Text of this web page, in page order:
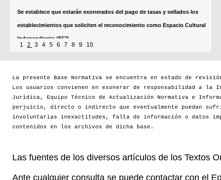
1 2 3 4 5 6 7 8 9 10
La presente Base Normativa se encuentra en estado de
Los usuarios convienen en exonerar de responsabilidad a la
Jurídica, Equipo Técnico de Actualización Normativa e
perjuicio, directo o indirecto que eventualmente puedan
involuntarias inexactitudes, falta de información o datos
contenidos en los archivos de dicha base.
Las fuentes de los diversos artículos de los Textos
Ante cualquier consulta se puede contactar con el